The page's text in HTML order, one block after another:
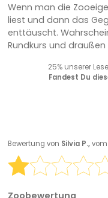
Wenn man die
liest und dann das
enttäuscht.
Rundkurs und
25% unserer
Fandest Du
Bewertung von Silvia P.,vom
Zoobewertung